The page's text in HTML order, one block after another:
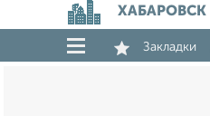
Закладки